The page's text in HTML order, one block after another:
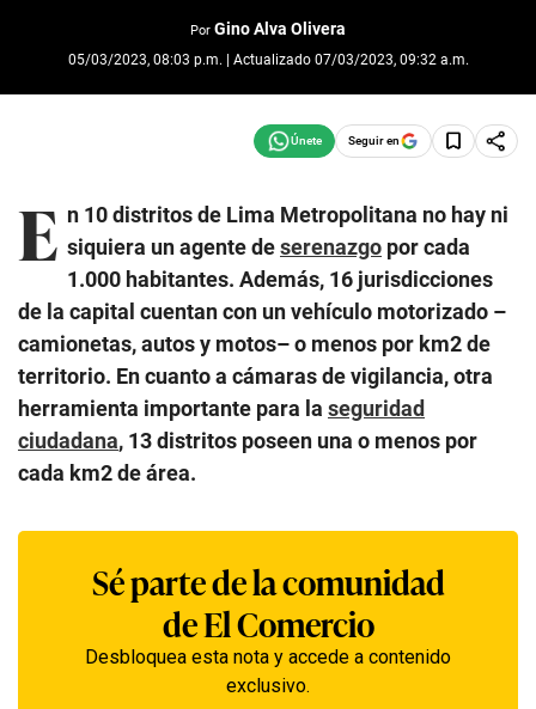
Por Gino Alva Olivera
05/03/2023, 08:03 p.m. | Actualizado 07/03/2023, 09:32 a.m.
Seguir en
E n 10 distritos de Lima Metropolitana no hay ni
siquiera un agente deserenazgo por cada
1.000 habitantes. Además, 16 jurisdicciones
de la capital cuentan con un vehículo motorizado –
camionetas, autos y motos– o menos por km2 de
territorio. En cuanto a cámaras de vigilancia, otra
herramienta importante para la seguridad
ciudadana, 13 distritos poseen una o menos por
cada km2 de área.